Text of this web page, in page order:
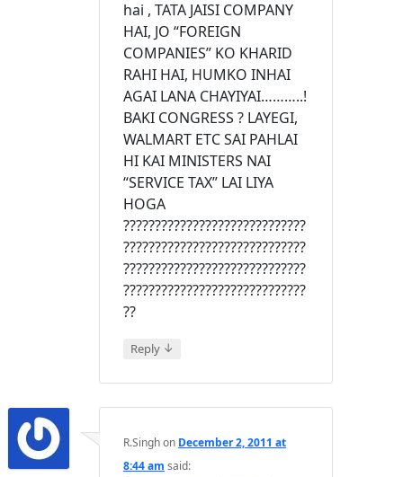
hai , TATA JAISI COMPANY
HAI, JO “FOREIGN
COMPANIES” KO KHARID
RAHI HAI, HUMKO INHAI
AGAI LANA CHAYIYAI………..!
BAKI CONGRESS ? LAYEGI,
WALMART ETC SAI PAHLAI
HI KAI MINISTERS NAI
“SERVICE TAX” LAI LIYA
HOGA
?????????????????????????????
?????????????????????????????
?????????????????????????????
?????????????????????????????
??
Reply ↓
R.Singhon December 2, 2011 at
8:44 am said: